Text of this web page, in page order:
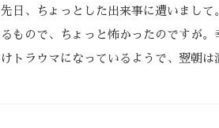
先日、ちょっとした出来事に遭いまし
るもので、ちょっと怖かったのですが
けトラウマになっているようで、翌朝は